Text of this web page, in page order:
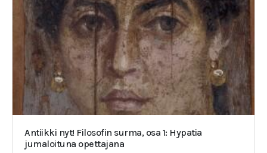
Antiikki nyt! Filosofin surma, osa 1: Hypatia
jumaloituna opettajana